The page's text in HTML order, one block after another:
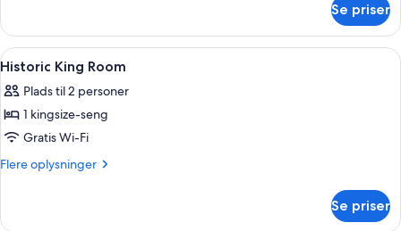
-
dobbeltseng
Se priser
Indlæs
alle
billeder
af
Historic
King
Badeværelse | Kombination af
1
Historic King Room
Plads til 2 personer
1 kingsize-seng
Gratis Wi-Fi
Flere oplysninger
Flere
King
Se priser